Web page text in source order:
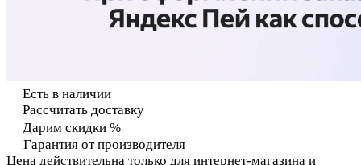
Есть в наличии
Рассчитать доставку
Дарим скидки %
Гарантия от производителя
Цена действительна только для интернет-магазина и